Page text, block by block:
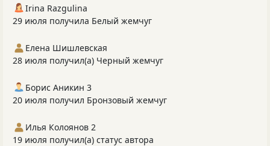
Irina Razgulina
29 июля получила Белый жемчуг
Елена Шишлевская
28 июля получил(а) Черный жемчуг
Борис Аникин 3
20 июля получил Бронзовый жемчуг
Илья Колоянов 2
19 июля получил(а) статус автора